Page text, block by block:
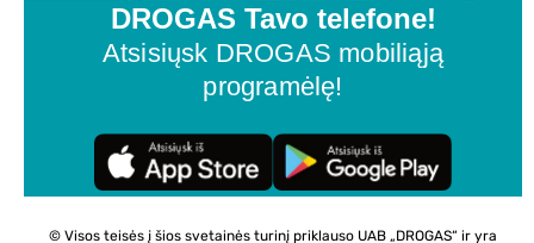
DROGAS Tavo telefone!
Atsisiųsk DROGAS mobiliąją
programėlę!
© Visos teisės į šios svetainės turinį priklauso UAB „DROGAS“ ir yra